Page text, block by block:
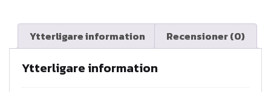
c
Ytterligare information Recensioner (0)
Ytterligare information